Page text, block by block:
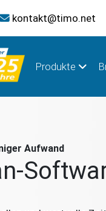
kontakt@timo.net
Produkte
Aufwand